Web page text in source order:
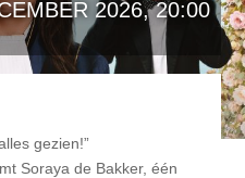
2026, 20:00
gezien!”
Soraya de Bakker, één